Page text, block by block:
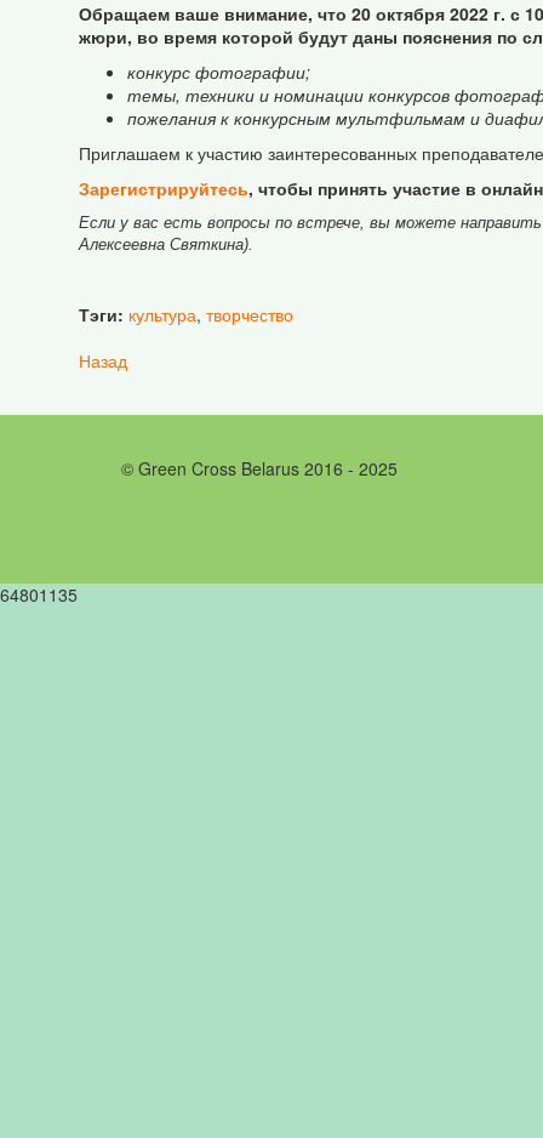
Обращаем ваше внимание, что 20 октября 2022 г. с
жюри, во время которой будут даны пояснения по
конкурс фотографии;
темы, техники и номинации конкурсов
пожелания к конкурсным мультфильмам и
Приглашаем к участию заинтересованных
Зарегистрируйтесь, чтобы принять участие в
Если у вас есть вопросы по встрече, вы можете
Алексеевна Святкина).
Тэги: культура, творчество
Назад
© Green Cross Belarus 2016 - 2025
64801135